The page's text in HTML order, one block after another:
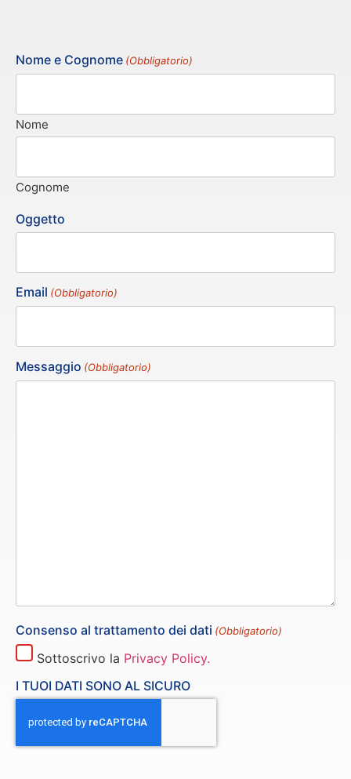
Nome e Cognome (Obbligatorio)
Nome
Cognome
Oggetto
Email (Obbligatorio)
Messaggio (Obbligatorio)
Consenso al trattamento dei dati (Obbligatorio)
Sottoscrivo la Privacy Policy.
I TUOI DATI SONO AL SICURO